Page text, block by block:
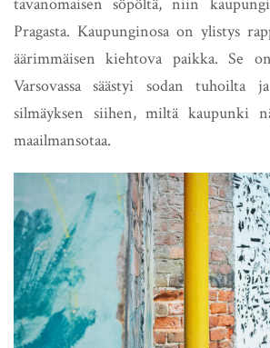
tavanomaisen söpöltä, niin
Pragasta. Kaupunginosa on ylistys
äärimmäisen kiehtova paikka. Se
Varsovassa säästyi sodan tuhoilta
silmäyksen siihen, miltä kaupunki
maailmansotaa.